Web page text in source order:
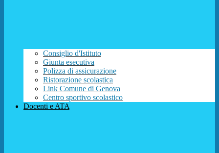
Consiglio d'Istituto
Giunta esecutiva
Polizza di assicurazione
Ristorazione scolastica
Link Comune di Genova
Centro sportivo scolastico
Docenti e ATA